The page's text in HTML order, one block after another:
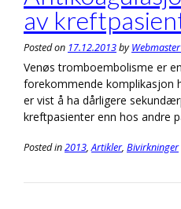
av
Posted on 17.12.2013byWebmaster
Venøs tromboembolisme er
forekommende komplikasjon
er vist å ha dårligere
kreftpasienter enn hos andre
Posted in2013,Artikler, Bivirkninger